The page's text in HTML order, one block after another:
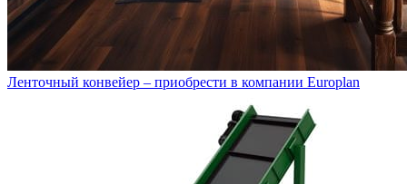
Ленточный конвейер – приобрести в компании Europlan